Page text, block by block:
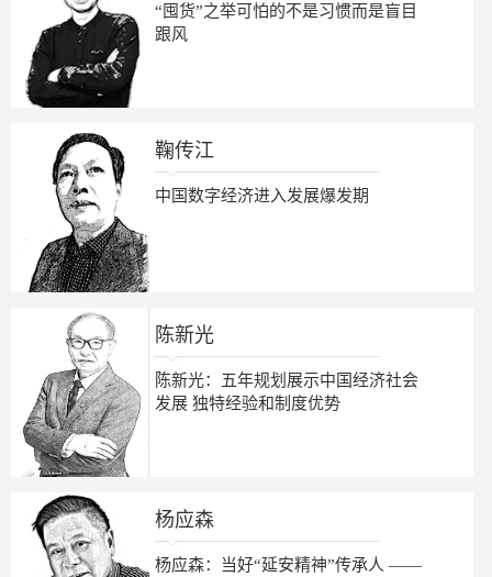
“囤货”之举可怕的不是习惯而是盲目
跟风
鞠传江
中国数字经济进入发展爆发期
陈新光
陈新光：五年规划展示中国经济社会
发展 独特经验和制度优势
杨应森
杨应森：当好“延安精神”传承人 ——